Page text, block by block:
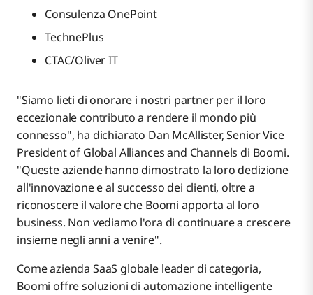
Consulenza OnePoint
TechnePlus
CTAC/Oliver IT
"Siamo lieti di onorare i nostri partner per il loro
eccezionale contributo a rendere il mondo più
connesso", ha dichiarato Dan McAllister, Senior Vice
President of Global Alliances and Channels di Boomi.
"Queste aziende hanno dimostrato la loro dedizione
all'innovazione e al successo dei clienti, oltre a
riconoscere il valore che Boomi apporta al loro
business. Non vediamo l'ora di continuare a crescere
insieme negli anni a venire".
Come azienda SaaS globale leader di categoria,
Boomi offre soluzioni di automazione intelligente